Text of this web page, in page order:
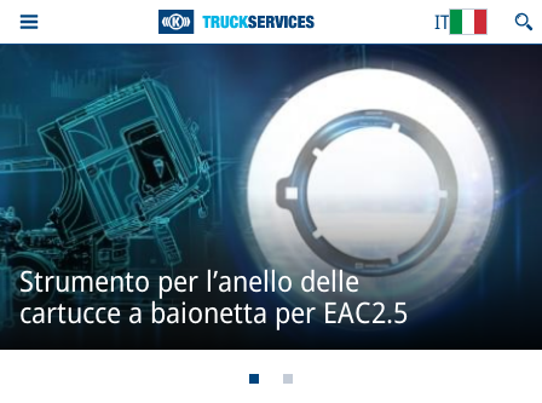
IT
Strumento per l’anello delle
cartucce a baionetta per EAC2.5